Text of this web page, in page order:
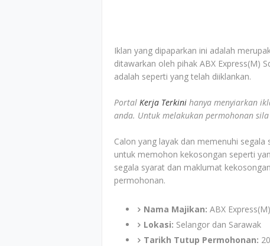
Iklan yang dipaparkan ini adalah
ditawarkan oleh pihak ABX Express(M)
adalah seperti yang telah diiklankan.
Portal Kerja Terkini hanya menyiarkan
anda. Untuk melakukan permohonan
Calon yang layak dan memenuhi
untuk memohon kekosongan seperti
segala syarat dan maklumat
permohonan.
Nama Majikan: ABX
Lokasi: Selangor dan Sarawak
Tarikh Tutup Permohonan: